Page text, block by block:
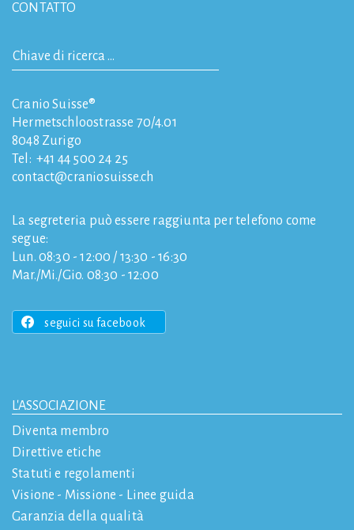
CONTATTO
Cranio Suisse®
Hermetschloostrasse 70/4.01
8048 Zurigo
Tel: +41 44 500 24 25
contact
craniosuisse.ch
La segreteria può essere raggiunta per telefono come
segue:
Lun. 08:30 - 12:00 / 13:30 - 16:30
Mar./Mi./Gio. 08:30 - 12:00
seguici su facebook
L'ASSOCIAZIONE
Diventa membro
Direttive etiche
Statuti e regolamenti
Visione - Missione - Linee guida
Garanzia della qualità